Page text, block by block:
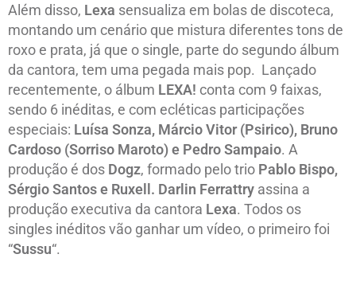
Além disso, Lexa sensualiza em bolas de discoteca,
montando um cenário que mistura diferentes tons de
roxo e prata, já que o single, parte do segundo álbum
da cantora, tem uma pegada mais pop. Lançado
recentemente, o álbum LEXA! conta com 9 faixas,
sendo 6 inéditas, e com ecléticas participações
especiais: Luísa Sonza, Márcio Vitor (Psirico), Bruno
Cardoso (Sorriso Maroto) e Pedro Sampaio. A
produção é dos Dogz, formado pelo trio Pablo Bispo,
Sérgio Santos e Ruxell. Darlin Ferrattry assina a
produção executiva da cantora Lexa. Todos os
singles inéditos vão ganhar um vídeo, o primeiro foi
“Sussu“.